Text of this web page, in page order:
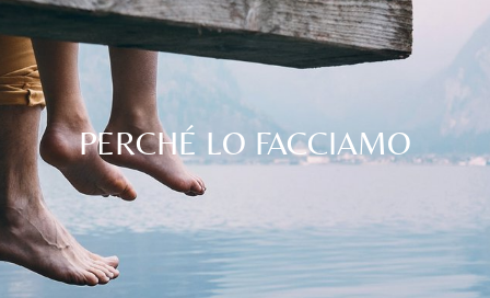
PERCHÉ LO FACCIAMO